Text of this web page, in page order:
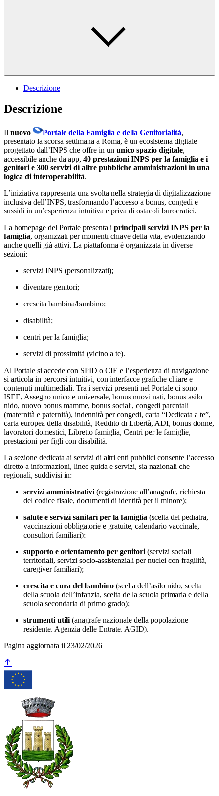
Descrizione
Descrizione
Il nuovo Portale della Famiglia e della Genitorialità,
presentato la scorsa settimana a Roma, è un ecosistema digitale
progettato dall’INPS che offre in un unico spazio digitale,
accessibile anche da app, 40 prestazioni INPS per la famiglia e i
genitori e 300 servizi di altre pubbliche amministrazioni in una
logica di interoperabilità.
L’iniziativa rappresenta una svolta nella strategia di digitalizzazione
inclusiva dell’INPS, trasformando l’accesso a bonus, congedi e
sussidi in un’esperienza intuitiva e priva di ostacoli burocratici.
La homepage del Portale presenta i principali servizi INPS per la
famiglia, organizzati per momenti chiave della vita, evidenziando
anche quelli già attivi. La piattaforma è organizzata in diverse
sezioni:
servizi INPS (personalizzati);
diventare genitori;
crescita bambina/bambino;
disabilità;
centri per la famiglia;
servizi di prossimità (vicino a te).
Al Portale si accede con SPID o CIE e l’esperienza di navigazione
si articola in percorsi intuitivi, con interfacce grafiche chiare e
contenuti multimediali. Tra i servizi presenti nel Portale ci sono
ISEE, Assegno unico e universale, bonus nuovi nati, bonus asilo
nido, nuovo bonus mamme, bonus sociali, congedi parentali
(maternità e paternità), indennità per congedi, carta “Dedicata a te”,
carta europea della disabilità, Reddito di Libertà, ADI, bonus donne,
lavoratori domestici, Libretto famiglia, Centri per le famiglie,
prestazioni per figli con disabilità.
La sezione dedicata ai servizi di altri enti pubblici consente l’accesso
diretto a informazioni, linee guida e servizi, sia nazionali che
regionali, suddivisi in:
servizi amministrativi (registrazione all’anagrafe, richiesta
del codice fisale, documenti di identità per il minore);
salute e servizi sanitari per la famiglia (scelta del pediatra,
vaccinazioni obbligatorie e gratuite, calendario vaccinale,
consultori familiari);
supporto e orientamento per genitori (servizi sociali
territoriali, servizi socio-assistenziali per nuclei con fragilità,
caregiver familiari);
crescita e cura del bambino (scelta dell’asilo nido, scelta
della scuola dell’infanzia, scelta della scuola primaria e della
scuola secondaria di primo grado);
strumenti utili (anagrafe nazionale della popolazione
residente, Agenzia delle Entrate, AGID).
Pagina aggiornata il 23/02/2026